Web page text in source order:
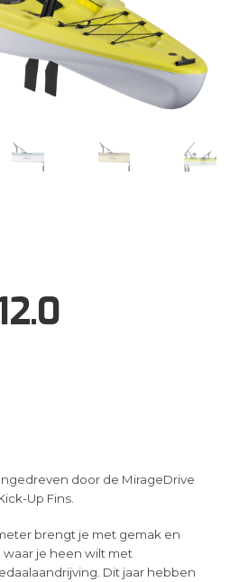
door de MirageDrive
Up Fins.
brengt je met gemak en
je heen wilt met
Dit jaar hebben